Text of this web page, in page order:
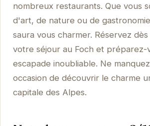
nombreux restaurants. Que vous
d'art, de nature ou de
saura vous charmer. Réservez
votre séjour au Foch et préparez-
escapade inoubliable. Ne
occasion de découvrir le charme
capitale des Alpes.